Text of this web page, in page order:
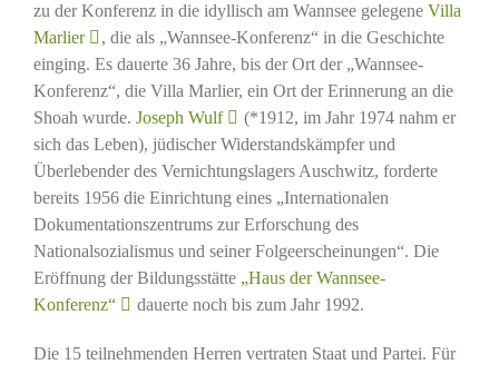
zu der Konferenz in die idyllisch am Wannsee gelegene Villa
Marlier
, die als „Wannsee-Konferenz“ in die Geschichte
einging. Es dauerte 36 Jahre, bis der Ort der „Wannsee-
Konferenz“, die Villa Marlier, ein Ort der Erinnerung an die
Shoah wurde. Joseph Wulf
(*1912, im Jahr 1974 nahm er
sich das Leben), jüdischer Widerstandskämpfer und
Überlebender des Vernichtungslagers Auschwitz, forderte
bereits 1956 die Einrichtung eines „Internationalen
Dokumentationszentrums zur Erforschung des
Nationalsozialismus und seiner Folgeerscheinungen“. Die
Eröffnung der Bildungsstätte „Haus der Wannsee-
Konferenz“
dauerte noch bis zum Jahr 1992.
Die 15 teilnehmenden Herren vertraten Staat und Partei. Für